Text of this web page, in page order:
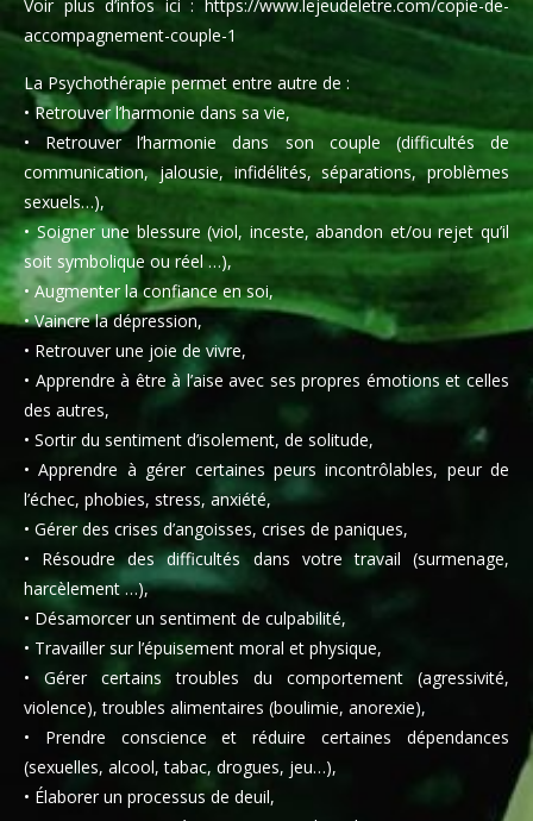
Voir plus d’infos ici : https://www.lejeudeletre.com/copie-de-
accompagnement-couple-1
La Psychothérapie permet entre autre de :
• Retrouver l’harmonie dans sa vie,
• Retrouver l’harmonie dans son couple (difficultés de
communication, jalousie, infidélités, séparations, problèmes
sexuels…),
• Soigner une blessure (viol, inceste, abandon et/ou rejet qu’il
soit symbolique ou réel …),
• Augmenter la confiance en soi,
• Vaincre la dépression,
• Retrouver une joie de vivre,
• Apprendre à être à l’aise avec ses propres émotions et celles
des autres,
• Sortir du sentiment d’isolement, de solitude,
• Apprendre à gérer certaines peurs incontrôlables, peur de
l’échec, phobies, stress, anxiété,
• Gérer des crises d’angoisses, crises de paniques,
• Résoudre des difficultés dans votre travail (surmenage,
harcèlement …),
• Désamorcer un sentiment de culpabilité,
• Travailler sur l’épuisement moral et physique,
• Gérer certains troubles du comportement (agressivité,
violence), troubles alimentaires (boulimie, anorexie),
• Prendre conscience et réduire certaines dépendances
(sexuelles, alcool, tabac, drogues, jeu…),
• Élaborer un processus de deuil,